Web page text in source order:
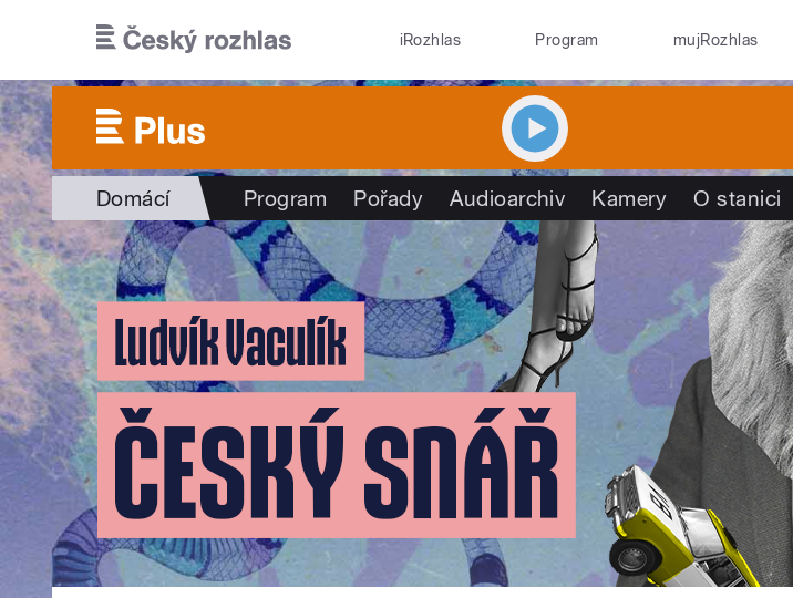
iRozhlas Program mujRozhlas
Domácí Program Pořady Audioarchiv Kamery O stanici